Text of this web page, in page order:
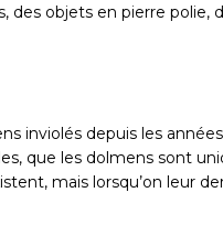
objets en pierre polie,
inviolés depuis les
que les dolmens sont
mais lorsqu’on leur